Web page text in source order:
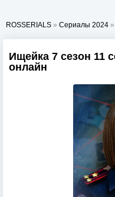
ROSSERIALS » Сериалы 2024 »
Ищейка 7 сезон 11
онлайн